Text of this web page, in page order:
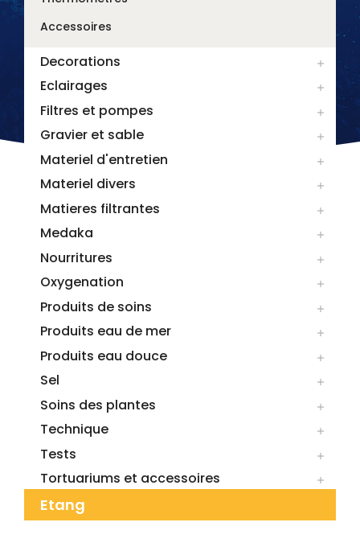
Accessoires
Decorations 
Eclairages 
Filtres et pompes 
Gravier et sable 
Materiel d'entretien 
Materiel divers 
Matieres filtrantes 
Medaka 
Nourritures 
Oxygenation 
Produits de soins 
Produits eau de mer 
Produits eau douce 
Sel 
Soins des plantes 
Technique 
Tests 
Tortuariums et accessoires 
Etang